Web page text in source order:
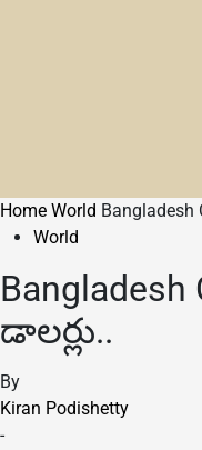
Home World Bangladesh
World
డాలర్లు..
By
Kiran Podishetty
-